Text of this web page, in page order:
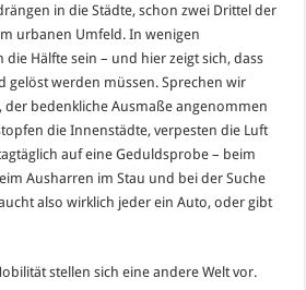
in die Städte, schon zwei Drittel der
urbanen Umfeld. In wenigen
die Hälfte sein – und hier zeigt sich, dass
gelöst werden müssen. Sprechen wir
der bedenkliche Ausmaße angenommen
die Innenstädte, verpesten die Luft
auf eine Geduldsprobe – beim
Ausharren im Stau und bei der Suche
also wirklich jeder ein Auto, oder gibt
stellen sich eine andere Welt vor.